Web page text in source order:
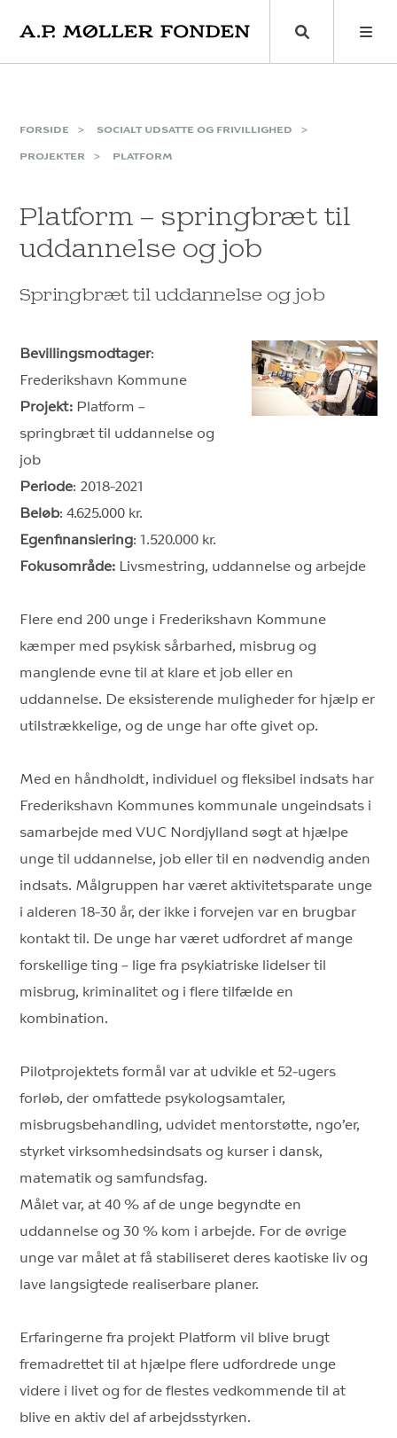
Skip
FORSIDE SOCIALT UDSATTE OG FRIVILLIGHED
PROJEKTER PLATFORM
Platform – springbræt til
uddannelse og job
Springbræt til uddannelse og job
Bevillingsmodtager:
Frederikshavn Kommune
Projekt: Platform –
springbræt til uddannelse og
job
Periode: 2018-2021
Beløb: 4.625.000 kr.
Egenfinansiering: 1.520.000 kr.
Fokusområde: Livsmestring, uddannelse og arbejde
Flere end 200 unge i Frederikshavn Kommune
kæmper med psykisk sårbarhed, misbrug og
manglende evne til at klare et job eller en
uddannelse. De eksisterende muligheder for hjælp er
utilstrækkelige, og de unge har ofte givet op.
Med en håndholdt, individuel og fleksibel indsats har
Frederikshavn Kommunes kommunale ungeindsats i
samarbejde med VUC Nordjylland søgt at hjælpe
unge til uddannelse, job eller til en nødvendig anden
indsats. Målgruppen har været aktivitetsparate unge
i alderen 18-30 år, der ikke i forvejen var en brugbar
kontakt til. De unge har været udfordret af mange
forskellige ting – lige fra psykiatriske lidelser til
misbrug, kriminalitet og i flere tilfælde en
kombination.
Pilotprojektets formål var at udvikle et 52-ugers
forløb, der omfattede psykologsamtaler,
misbrugsbehandling, udvidet mentorstøtte, ngo’er,
styrket virksomhedsindsats og kurser i dansk,
matematik og samfundsfag.
Målet var, at 40 % af de unge begyndte en
uddannelse og 30 % kom i arbejde. For de øvrige
unge var målet at få stabiliseret deres kaotiske liv og
lave langsigtede realiserbare planer.
Erfaringerne fra projekt Platform vil blive brugt
fremadrettet til at hjælpe flere udfordrede unge
videre i livet og for de flestes vedkommende til at
blive en aktiv del af arbejdsstyrken.